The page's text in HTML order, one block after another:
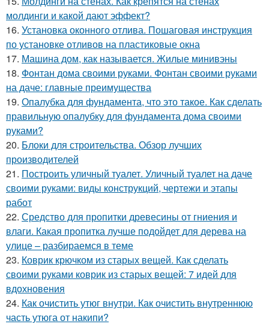
молдинги и какой дают эффект?
16. Установка оконного отлива. Пошаговая инструкция
по установке отливов на пластиковые окна
17. Машина дом, как называется. Жилые минивэны
18. Фонтан дома своими руками. Фонтан своими руками
на даче: главные преимущества
19. Опалубка для фундамента, что это такое. Как сделать
правильную опалубку для фундамента дома своими
руками?
20. Блоки для строительства. Обзор лучших
производителей
21. Построить уличный туалет. Уличный туалет на даче
своими руками: виды конструкций, чертежи и этапы
работ
22. Средство для пропитки древесины от гниения и
влаги. Какая пропитка лучше подойдет для дерева на
улице – разбираемся в теме
23. Коврик крючком из старых вещей. Как сделать
своими руками коврик из старых вещей: 7 идей для
вдохновения
24. Как очистить утюг внутри. Как очистить внутреннюю
часть утюга от накипи?